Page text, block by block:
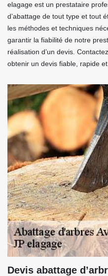
elagage est un prestataire
d’abattage de tout type et tout
les méthodes et techniques
garantir la fiabilité de notre
réalisation d’un devis.
obtenir un devis fiable, rapide
Devis abattage